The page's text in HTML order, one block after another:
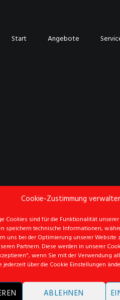
Cookie-Zustimmung
Cookies sind für die Funktionalität
speichern technische Informationen,
uns bei der Optimierung unserer Website
Partnern. Diese werden in unserer
wenn Sie mit der Verwendung
über die Cookie Einstellungen
ABLEHNEN
Start Angebote